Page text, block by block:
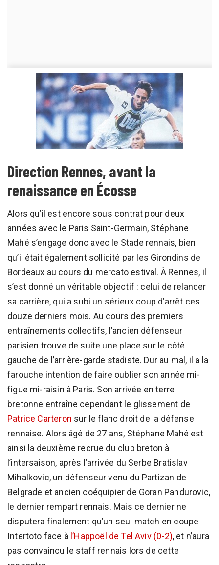
Direction Rennes, avant la
renaissance en Écosse
Alors qu’il est encore sous contrat pour deux
années avec le Paris Saint-Germain, Stéphane
Mahé s’engage donc avec le Stade rennais, bien
qu’il était également sollicité par les Girondins de
Bordeaux au cours du mercato estival. À Rennes, il
s’est donné un véritable objectif : celui de relancer
sa carrière, qui a subi un sérieux coup d’arrêt ces
douze derniers mois. Au cours des premiers
entraînements collectifs, l’ancien défenseur
parisien trouve de suite une place sur le côté
gauche de l’arrière-garde stadiste. Dur au mal, il a la
farouche intention de faire oublier son année mi-
figue mi-raisin à Paris. Son arrivée en terre
bretonne entraîne cependant le glissement de
Patrice Carteron sur le flanc droit de la défense
rennaise. Alors âgé de 27 ans, Stéphane Mahé est
ainsi la deuxième recrue du club breton à
l’intersaison, après l’arrivée du Serbe Bratislav
Mihalkovic, un défenseur venu du Partizan de
Belgrade et ancien coéquipier de Goran Pandurovic,
le dernier rempart rennais. Mais ce dernier ne
disputera finalement qu’un seul match en coupe
Intertoto face à l’Happoël de Tel Aviv (0-2), et n’aura
pas convaincu le staff rennais lors de cette